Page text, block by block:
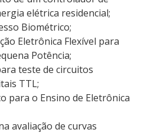
elétrica residencial;
Biométrico;
Eletrônica Flexível para
Potência;
teste de circuitos
TTL;
para o Ensino de Eletrônica
avaliação de curvas